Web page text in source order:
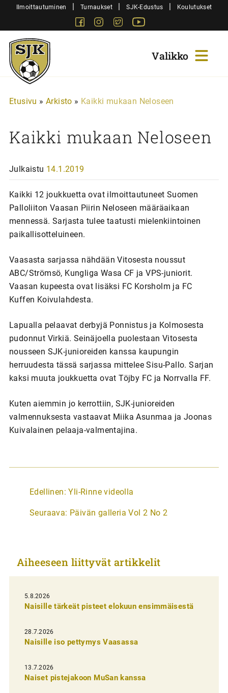
SiirryIlmoittautuminen | Turnaukset | SJK-Edustus | Koulutukset
FacebookInstagram
Twitter
Sjk-
Juniorit
Etusivu » Arkisto » Kaikki mukaan Neloseen
Kaikki mukaan Neloseen
Julkaistu 14.1.2019
Kaikki 12 joukkuetta ovat ilmoittautuneet Suomen
Palloliiton Vaasan Piirin Neloseen määräaikaan
mennessä. Sarjasta tulee taatusti mielenkiintoinen
paikallisotteluineen.
Vaasasta sarjassa nähdään Vitosesta noussut
ABC/Strömsö, Kungliga Wasa CF ja VPS-juniorit.
Vaasan kupeesta ovat lisäksi FC Korsholm ja FC
Kuffen Koivulahdesta.
Lapualla pelaavat derbyjä Ponnistus ja Kolmosesta
pudonnut Virkiä. Seinäjoella puolestaan Vitosesta
nousseen SJK-junioreiden kanssa kaupungin
herruudesta tässä sarjassa mittelee Sisu-Pallo. Sarjan
kaksi muuta joukkuetta ovat Töjby FC ja Norrvalla FF.
Kuten aiemmin jo kerrottiin, SJK-junioreiden
valmennuksesta vastaavat Miika Asunmaa ja Joonas
Kuivalainen pelaaja-valmentajina.
A
t
k
e
l
i
e
n
e
Edellinen: Yli-Rinne videolla
Seuraava: Päivän galleria Vol 2 No 2
Aiheeseen liittyvät artikkelit
5.8.2026
Naisille tärkeät pisteet elokuun ensimmäisestä
28.7.2026
Naisille iso pettymys Vaasassa
13.7.2026
Naiset pistejakoon MuSan kanssa